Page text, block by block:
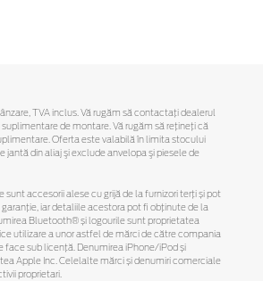
TVA inclus. Vă rugăm să contactaţi dealerul
suplimentare de montare. Vă rugăm să reţineţi că
Oferta este valabilă în limita stocului
jantă din aliaj şi exclude anvelopa şi piesele de
sunt accesorii alese cu grijă de la furnizori terți și pot
iar detaliile acestora pot fi obținute de la
Bluetooth® și logourile sunt proprietatea
utilizare a unor astfel de mărci de către compania
face sub licență. Denumirea iPhone/iPod și
Apple Inc. Celelalte mărci și denumiri comerciale
proprietari.